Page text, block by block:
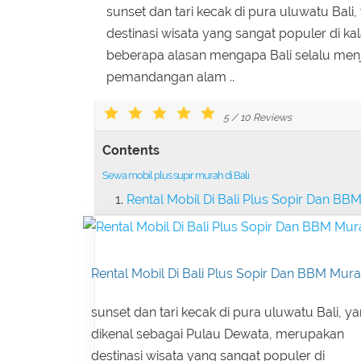
sunset dan tari kecak di pura uluwatu
destinasi wisata yang sangat populer di
beberapa alasan mengapa Bali selalu
pemandangan alam ..
5/ 10 Reviews
Contents
Sewa mobil plus supir murah di Bali
Rental Mobil Di Bali Plus Sopir Dan
Rental Mobil Di Bali Plus Sopir Dan BBM
sunset dan tari kecak di pura uluwatu Bali,
dikenal sebagai Pulau Dewata, merupakan
destinasi wisata yang sangat populer di